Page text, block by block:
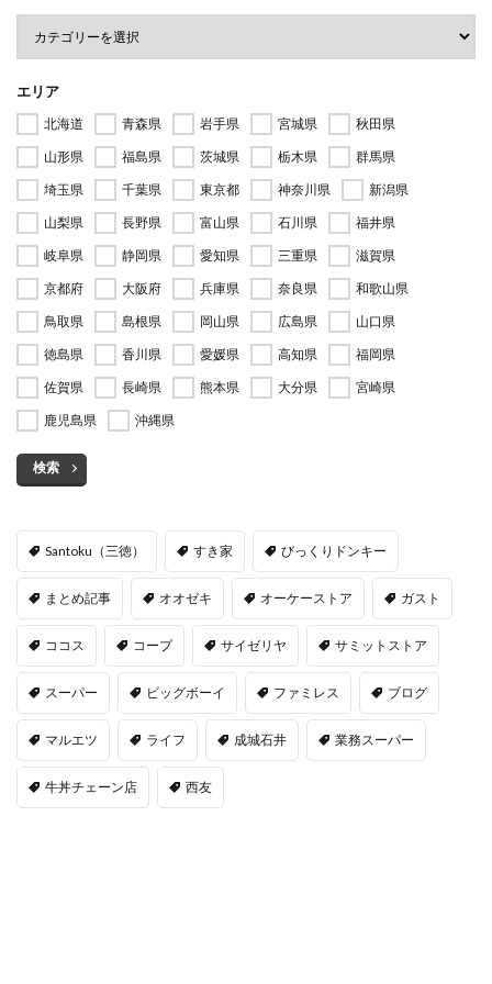
エリア
北海道 青森県 岩手県 宮城県
秋田県
山形県
福島県 茨城県 栃木県
群馬県
埼玉県
千葉県 東京都 神奈川県
新潟県
山梨県
長野県 富山県 石川県
福井県
岐阜県
静岡県 愛知県 三重県
滋賀県
京都府
大阪府 兵庫県 奈良県
和歌山県
鳥取県
島根県 岡山県 広島県
山口県
徳島県
香川県 愛媛県 高知県
福岡県
佐賀県
長崎県 熊本県 大分県
宮崎県
鹿児島県
沖縄県
検索
Santoku（三徳） すき家 びっくりドンキー
まとめ記事 オオゼキ オーケーストア ガスト
ココス コープ サイゼリヤ サミットストア
スーパー ビッグボーイ ファミレス ブログ
マルエツ ライフ 成城石井 業務スーパー
牛丼チェーン店 西友